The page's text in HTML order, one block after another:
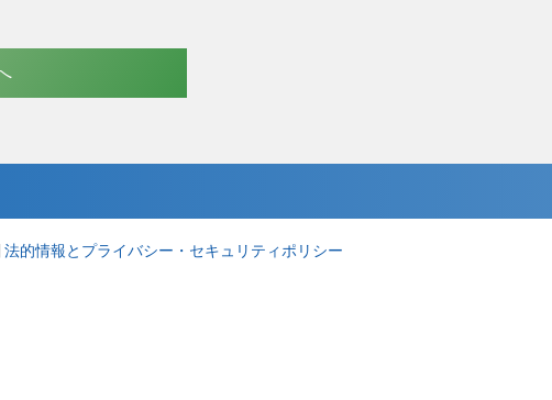
法的情報とプライバシー・セキュリティポリシー